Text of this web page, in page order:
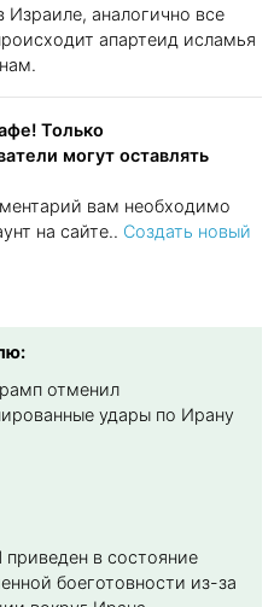
аналогично все
апартеид исламья
Только
могут оставлять
вам необходимо
на сайте.. Создать новый
отменил
удары по Ирану
в состояние
боеготовности из-за